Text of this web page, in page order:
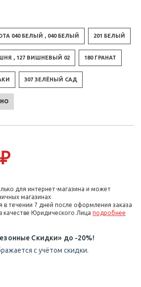
040 БЕЛЫЙ , 040 БЕЛЫЙ 201 БЕЛЫЙ
, 127 ВИШНЕВЫЙ 02 180 ГРАНАТ
307 ЗЕЛЁНЫЙ САД
для интернет-магазина и может
магазинах
в течении 7 дней после оформления заказа
качестве Юридического Лица подробнее
Скидки» до -20%!
с учётом скидки.